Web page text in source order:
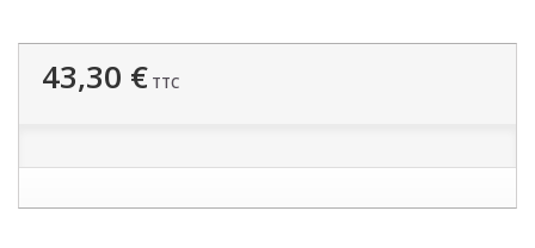
43,30 € TTC